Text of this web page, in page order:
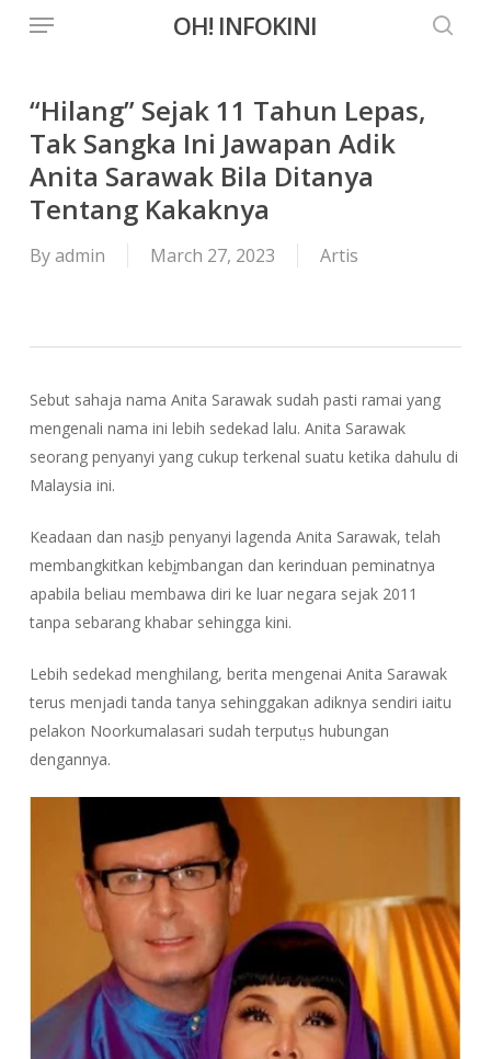
content
OH! INFOKINI
Menu
“Hilang” Sejak 11 Tahun Lepas,
Tak Sangka Ini Jawapan Adik
Anita Sarawak Bila Ditanya
Tentang Kakaknya
Byadmin March 27, 2023 Artis
Sebut sahaja nama Anita Sarawak sudah pasti ramai yang
mengenali nama ini lebih sedekad lalu. Anita Sarawak
seorang penyanyi yang cukup terkenal suatu ketika dahulu di
Malaysia ini.
Keadaan dan nasḭb penyanyi lagenda Anita Sarawak, telah
membangkitkan kebḭmbangan dan kerinduan peminatnya
apabila beliau membawa diri ke luar negara sejak 2011
tanpa sebarang khabar sehingga kini.
Lebih sedekad menghilang, berita mengenai Anita Sarawak
terus menjadi tanda tanya sehinggakan adiknya sendiri iaitu
pelakon Noorkumalasari sudah terputṳs hubungan
dengannya.